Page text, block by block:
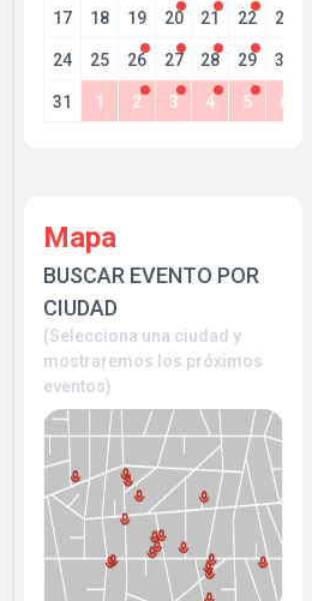
17 18 19 20 21 22 23
24 25 26 27 28 29 30
31 1 2 3 4 5 6
Mapa
BUSCAR EVENTO POR
CIUDAD
(Selecciona una ciudad y
mostraremos los próximos
eventos)